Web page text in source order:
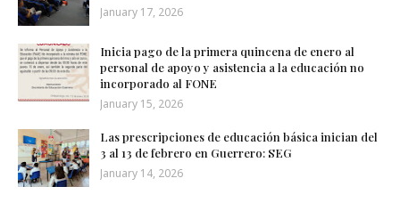
January 17, 2026
Inicia pago de la primera quincena de enero al
personal de apoyo y asistencia a la educación no
incorporado al FONE
January 15, 2026
Las prescripciones de educación básica inician del
3 al 13 de febrero en Guerrero: SEG
January 14, 2026